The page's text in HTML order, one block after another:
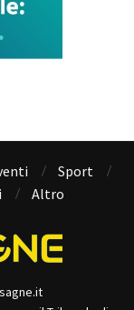
Sport
Altro